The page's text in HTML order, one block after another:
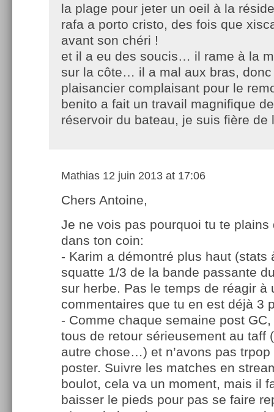
la plage pour jeter un oeil à la
rafa a porto cristo, des fois que
avant son chéri !
et il a eu des soucis… il rame à la
sur la côte… il a mal aux bras,
plaisancier complaisant pour le
benito a fait un travail magnifique
réservoir du bateau, je suis fière de
Mathias 12 juin 2013 at 17:06
Chers Antoine,
Je ne vois pas pourquoi tu te plains
dans ton coin:
- Karim a démontré plus haut (stats
squatte 1/3 de la bande passante
sur herbe. Pas le temps de réagir à
commentaires que tu en est déjà 3
- Comme chaque semaine post
tous de retour sérieusement au taff
autre chose…) et n’avons pas
poster. Suivre les matches en
boulot, cela va un moment, mais il
baisser le pieds pour pas se faire